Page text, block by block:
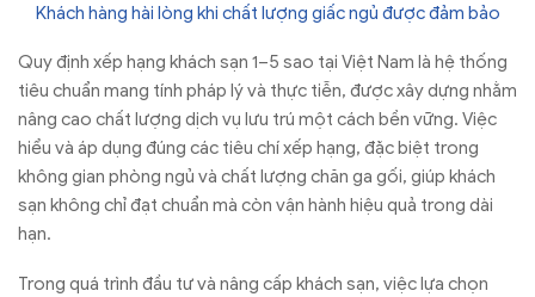
Khách hàng hài lòng khi chất lượng giấc ngủ được đảm bảo
Quy định xếp hạng khách sạn 1–5 sao tại Việt Nam là hệ thống
tiêu chuẩn mang tính pháp lý và thực tiễn, được xây dựng nhằm
nâng cao chất lượng dịch vụ lưu trú một cách bền vững. Việc
hiểu và áp dụng đúng các tiêu chí xếp hạng, đặc biệt trong
không gian phòng ngủ và chất lượng chăn ga gối, giúp khách
sạn không chỉ đạt chuẩn mà còn vận hành hiệu quả trong dài
hạn.
Trong quá trình đầu tư và nâng cấp khách sạn, việc lựa chọn